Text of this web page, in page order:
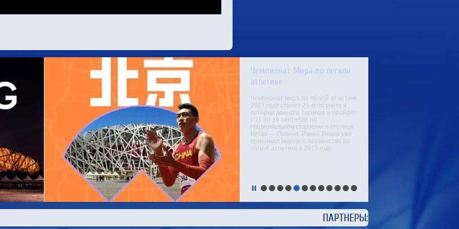
Чемпионат Мира по легкой
атлетике
Чемпионат мира по лёгкой атлетике
2027 года станет 21-м по счёту в
истории данного турнира и пройдёт
с 11 по 19 сентября на
Национальном стадионе в столице
Китая — Пекине. Ранее Пекин уже
принимал мировое первенство по
лёгкой атлетике в 2015 году.
ПАРТНЕРЫ: